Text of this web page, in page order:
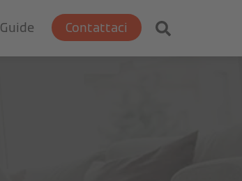
Guide Contattaci